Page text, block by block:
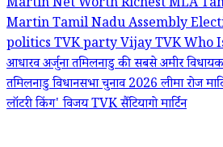
Martin Net WorthRichest MLA
MartinTamil Nadu Assembly
politicsTVK partyVijay TVKWho
आधारव अर्जुनातमिलनाडु की सबसे अमीर
तमिलनाडु विधानसभा चुनाव 2026लीमा रोज
लॉटरी किंग'विजय TVKसैंटियागो मार्टिन